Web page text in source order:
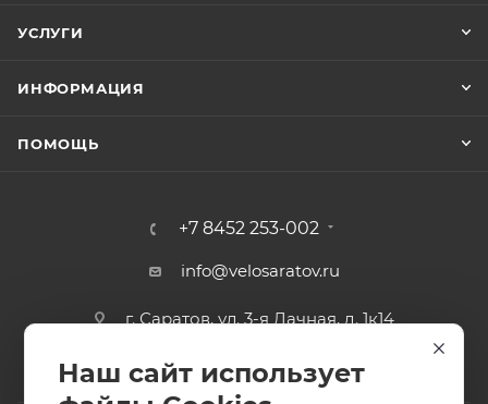
УСЛУГИ
ИНФОРМАЦИЯ
ПОМОЩЬ
+7 8452 253-002
info@velosaratov.ru
г. Саратов, ул. 3-я Дачная, д. 1к14
Наш сайт использует